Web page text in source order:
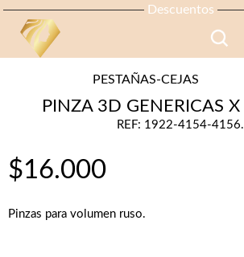
Descuentos
PESTAÑAS-CEJAS
PINZA 3D GENERICAS
REF: 1922-4154-4156.
$16.000
Pinzas para volumen ruso.